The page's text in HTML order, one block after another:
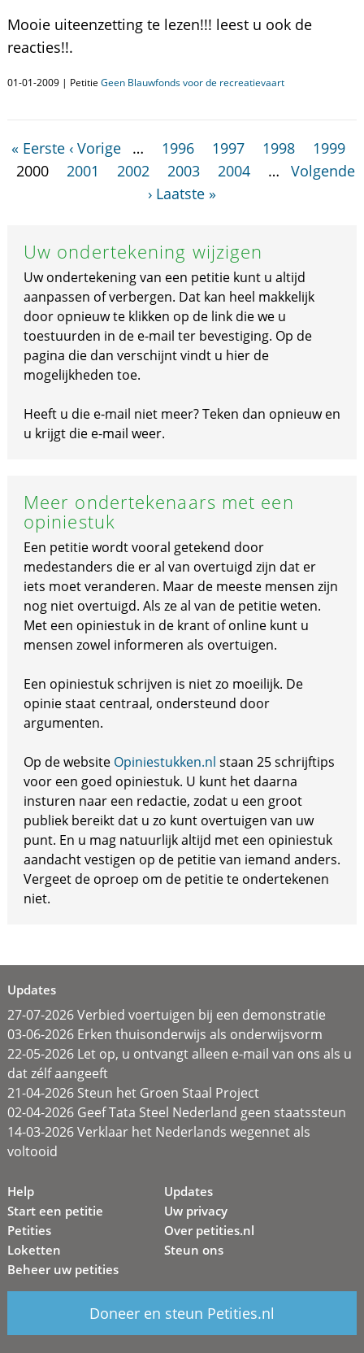
Mooie uiteenzetting te lezen!!! leest u ook de
reacties!!.
01-01-2009 | Petitie Geen Blauwfonds voor de recreatievaart
« Eerste ‹ Vorige … 1996 1997 1998
1999
2000
2001 2002 2003 2004 …
Volgende
› Laatste »
Uw ondertekening wijzigen
Uw ondertekening van een petitie kunt u altijd
aanpassen of verbergen. Dat kan heel makkelijk
door opnieuw te klikken op de link die we u
toestuurden in de e-mail ter bevestiging. Op de
pagina die dan verschijnt vindt u hier de
mogelijkheden toe.
Heeft u die e-mail niet meer? Teken dan opnieuw en
u krijgt die e-mail weer.
Meer ondertekenaars met een
opiniestuk
Een petitie wordt vooral getekend door
medestanders die er al van overtuigd zijn dat er
iets moet veranderen. Maar de meeste mensen zijn
nog niet overtuigd. Als ze al van de petitie weten.
Met een opiniestuk in de krant of online kunt u
mensen zowel informeren als overtuigen.
Een opiniestuk schrijven is niet zo moeilijk. De
opinie staat centraal, ondersteund door
argumenten.
Op de website Opiniestukken.nl staan 25 schrijftips
voor een goed opiniestuk. U kunt het daarna
insturen naar een redactie, zodat u een groot
publiek bereikt dat u zo kunt overtuigen van uw
punt. En u mag natuurlijk altijd met een opiniestuk
aandacht vestigen op de petitie van iemand anders.
Vergeet de oproep om de petitie te ondertekenen
niet.
Updates
27-07-2026 Verbied voertuigen bij een demonstratie
03-06-2026 Erken thuisonderwijs als onderwijsvorm
22-05-2026 Let op, u ontvangt alleen e-mail van ons als u
dat zélf aangeeft
21-04-2026 Steun het Groen Staal Project
02-04-2026 Geef Tata Steel Nederland geen staatssteun
14-03-2026 Verklaar het Nederlands wegennet als
voltooid
Help
Start een petitie
Petities
Loketten
Beheer uw petities
Updates
Uw privacy
Over petities.nl
Steun ons
Doneer en steun Petities.nl